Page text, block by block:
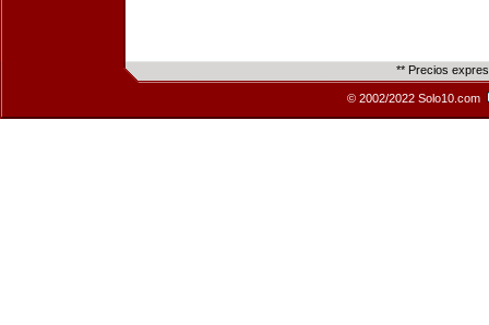
** Precios
© 2002/2022 Solo10.com